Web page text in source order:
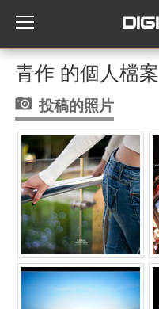
青作 的個人檔案
投稿的照片